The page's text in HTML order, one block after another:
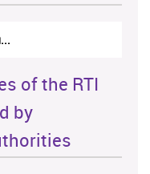
of the RTI
by